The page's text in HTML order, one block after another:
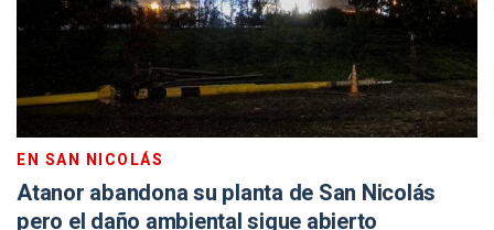
EN SAN NICOLÁS
Atanor abandona su planta de San Nicolás
pero el daño ambiental sigue abierto